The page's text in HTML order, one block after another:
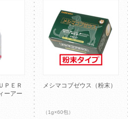
ＥＲ
ーアー
メシマコブゼウス（粉末）
（1g×60包）